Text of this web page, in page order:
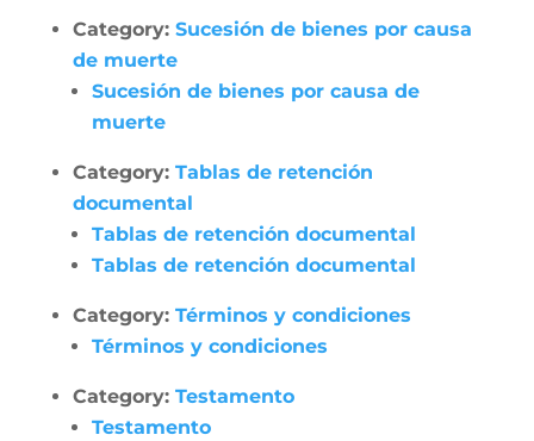
Category: Sucesión de bienes por causa
de muerte
Sucesión de bienes por causa de
muerte
Category: Tablas de retención
documental
Tablas de retención documental
Tablas de retención documental
Category: Términos y condiciones
Términos y condiciones
Category: Testamento
Testamento